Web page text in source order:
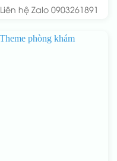
Liên hệ Zalo 0903261891